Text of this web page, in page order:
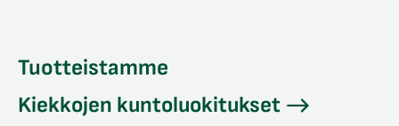
Tuotteistamme
Kiekkojen kuntoluokitukset